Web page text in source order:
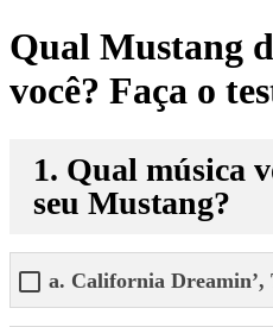
Qual Mustang
você? Faça o
1. Qual música
seu Mustang?
a. California Dreamin’,